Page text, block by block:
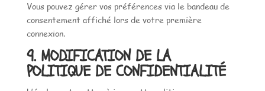
Vous pouvez gérer vos préférences via le bandeau de
consentement affiché lors de votre première
connexion.
9. MODIFICATION DE LA
POLITIQUE DE CONFIDENTIALITÉ